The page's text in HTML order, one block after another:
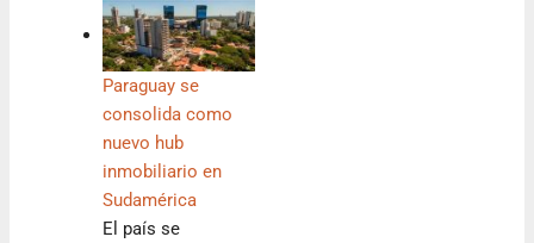
Paraguay se
consolida como
nuevo hub
inmobiliario en
Sudamérica
El país se